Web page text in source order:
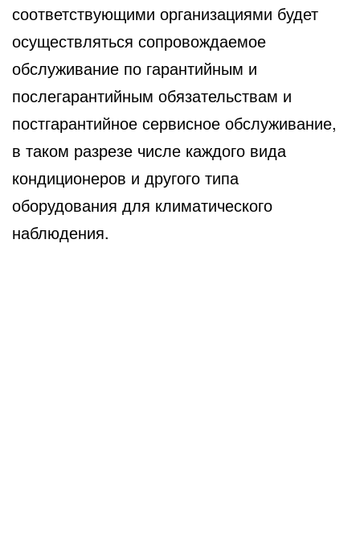
соответствующими организациями будет
осуществляться сопровождаемое
обслуживание по гарантийным и
послегарантийным обязательствам и
постгарантийное сервисное обслуживание,
в таком разрезе числе каждого вида
кондиционеров и другого типа
оборудования для климатического
наблюдения.